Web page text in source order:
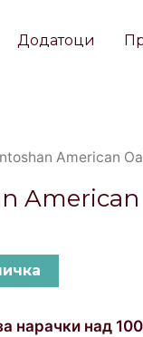
Додатоци
American
American
нарачки над